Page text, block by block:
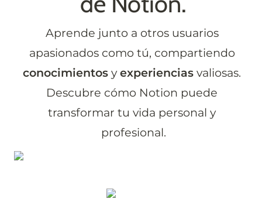
Aprende junto a otros usuarios
conocimientos y experiencias valiosas.
Descubre cómo Notion puede
transformar tu vida personal y
profesional.